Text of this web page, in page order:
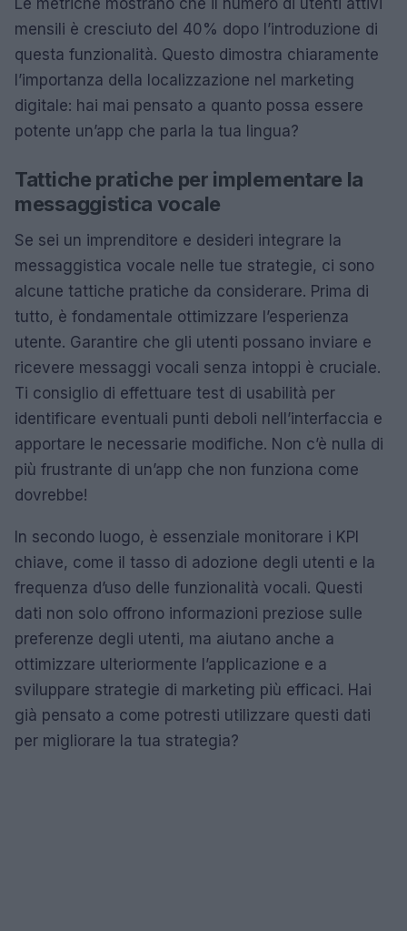
mensili è cresciuto del 40% dopo l’introduzione di
questa funzionalità. Questo dimostra chiaramente
l’importanza della localizzazione nel marketing
digitale: hai mai pensato a quanto possa essere
potente un’app che parla la tua lingua?
Tattiche pratiche per implementare la
messaggistica vocale
Se sei un imprenditore e desideri integrare la
messaggistica vocale nelle tue strategie, ci sono
alcune tattiche pratiche da considerare. Prima di
tutto, è fondamentale ottimizzare l’esperienza
utente. Garantire che gli utenti possano inviare e
ricevere messaggi vocali senza intoppi è cruciale.
Ti consiglio di effettuare test di usabilità per
identificare eventuali punti deboli nell’interfaccia e
apportare le necessarie modifiche. Non c’è nulla di
più frustrante di un’app che non funziona come
dovrebbe!
In secondo luogo, è essenziale monitorare i KPI
chiave, come il tasso di adozione degli utenti e la
frequenza d’uso delle funzionalità vocali. Questi
dati non solo offrono informazioni preziose sulle
preferenze degli utenti, ma aiutano anche a
ottimizzare ulteriormente l’applicazione e a
sviluppare strategie di marketing più efficaci. Hai
già pensato a come potresti utilizzare questi dati
per migliorare la tua strategia?